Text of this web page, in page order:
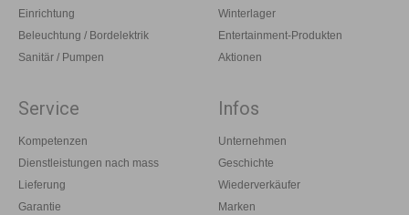
Einrichtung
Beleuchtung / Bordelektrik
Sanitär / Pumpen
Winterlager
Entertainment-Produkten
Aktionen
Service
Kompetenzen
Dienstleistungen nach mass
Lieferung
Garantie
Infos
Unternehmen
Geschichte
Wiederverkäufer
Marken